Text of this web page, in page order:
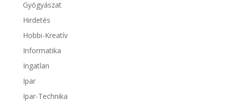
Gyógyászat
Hirdetés
Hobbi-Kreatív
Informatika
Ingatlan
Ipar
Ipar-Technika